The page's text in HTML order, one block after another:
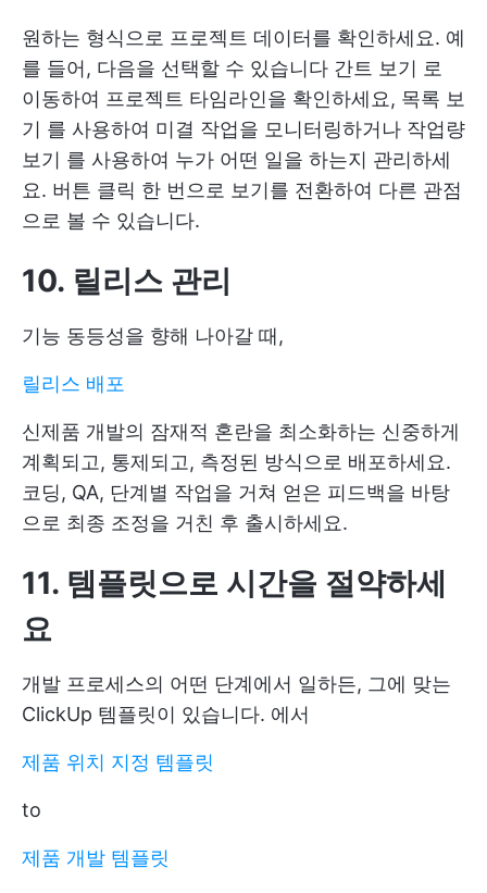
원하는 형식으로 프로젝트 데이터를 확인하세요. 예
를 들어, 다음을 선택할 수 있습니다 간트 보기 로
이동하여 프로젝트 타임라인을 확인하세요, 목록 보
기 를 사용하여 미결 작업을 모니터링하거나 작업량
보기 를 사용하여 누가 어떤 일을 하는지 관리하세
요. 버튼 클릭 한 번으로 보기를 전환하여 다른 관점
으로 볼 수 있습니다.
10. 릴리스 관리
기능 동등성을 향해 나아갈 때,
릴리스 배포
신제품 개발의 잠재적 혼란을 최소화하는 신중하게
계획되고, 통제되고, 측정된 방식으로 배포하세요.
코딩, QA, 단계별 작업을 거쳐 얻은 피드백을 바탕
으로 최종 조정을 거친 후 출시하세요.
11. 템플릿으로 시간을 절약하세
요
개발 프로세스의 어떤 단계에서 일하든, 그에 맞는
ClickUp 템플릿이 있습니다. 에서
제품 위치 지정 템플릿
to
제품 개발 템플릿